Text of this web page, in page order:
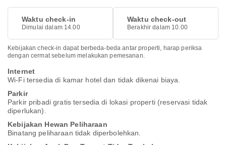
Waktu check-in
Dimulai dalam 14.00
Waktu check-out
Berakhir dalam 10.00
Kebijakan check-in dapat berbeda-beda antar properti, harap periksa
dengan cermat sebelum melakukan pemesanan.
Internet
Wi-Fi tersedia di kamar hotel dan tidak dikenai biaya.
Parkir
Parkir pribadi gratis tersedia di lokasi properti (reservasi tidak
diperlukan).
Kebijakan Hewan Peliharaan
Binatang peliharaan tidak diperbolehkan.